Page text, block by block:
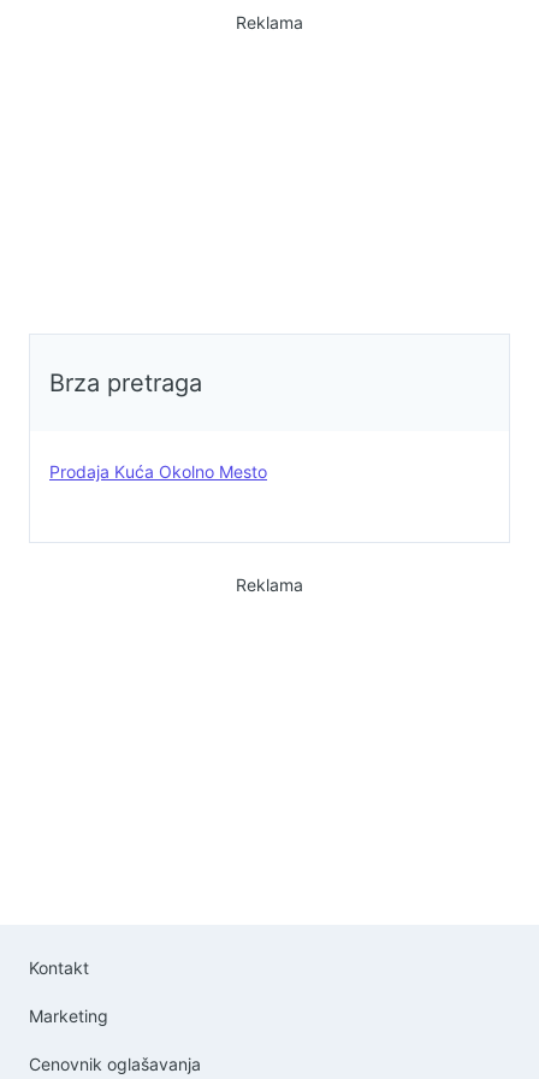
stepenicama, predsoblje, kupatilo,
Reklama
Brza pretraga
Prodaja Kuća Okolno Mesto
Reklama
Kontakt
Marketing
Cenovnik oglašavanja